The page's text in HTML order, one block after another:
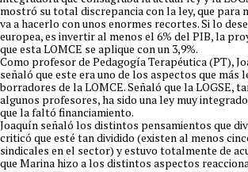
mostró su total discrepancia con la ley, que para
va a hacerlo con unos enormes recortes. Si lo
europea, es invertir al menos el 6% del PIB, la
que esta LOMCE se aplique con un 3,9%.
Como profesor de Pedagogía Terapéutica (PT),
señaló que este era uno de los aspectos que más
borradores de la LOMCE. Señaló que la LOGSE,
algunos profesores, ha sido una ley muy
que la faltó financiamiento.
Joaquín señaló los distintos pensamientos que
criticó que esté tan dividido (existen al menos
sindicales en el sector) y estuvo totalmente de
que Marina hizo a los distintos aspectos